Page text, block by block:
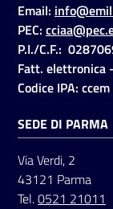
Accedi
Email:
PEC:
P.I./C.F.:
Fatt. elettronica
Codice IPA: ccem
SEDE DI PARMA
Via Verdi, 2
43121 Parma
Tel.0521 21011